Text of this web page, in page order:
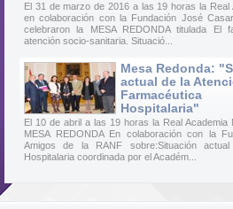
El 31 de marzo de 2016 a las 19 horas la Real
en colaboración con la Fundación José
celebraron la MESA REDONDA titulada El
atención socio-sanitaria. Situació...
Mesa Redonda:
actual de la
Farmacéutica
Hospitalaria"
El 10 de abril a las 19 horas la Real Academia
MESA REDONDA En colaboración con la
Amigos de la RANF sobre:Situación
Hospitalaria coordinada por el Académ...